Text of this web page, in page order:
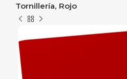
Tornillería, Rojo